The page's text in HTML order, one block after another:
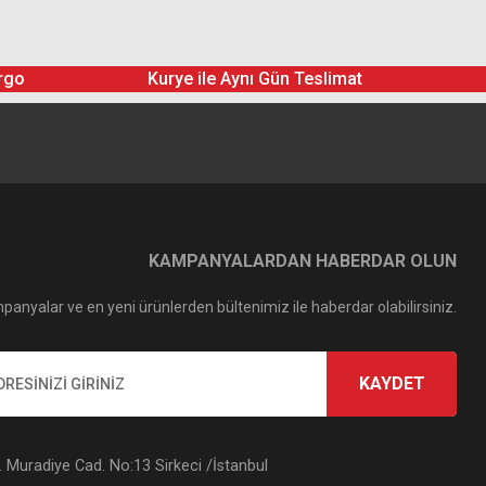
Kurye ile Aynı Gün Teslimat
KAMPANYALARDAN HABERDAR OLUN
ve en yeni ürünlerden bültenimiz ile haberdar olabilirsiniz.
KAYDET
Muradiye Cad. No:13 Sirkeci /İstanbul